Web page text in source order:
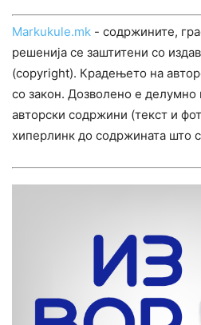
Markukule.mk - содржините,
решенија се заштитени со
(copyright). Крадењето на
со закон. Дозволено е
авторски содржини (текст и
хиперлинк до содржината што